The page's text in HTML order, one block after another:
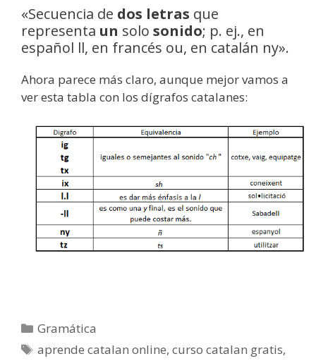
«Secuencia de dos letras que
representa un solo sonido; p. ej., en
español ll, en francés ou, en catalán ny».
Ahora parece más claro, aunque mejor vamos a
ver esta tabla con los dígrafos catalanes:
Categorías
Gramática
Etiquetas
aprende catalan online,curso catalan gratis,